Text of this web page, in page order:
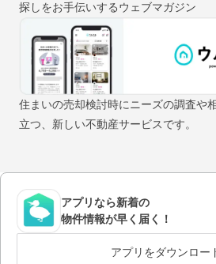
探しをお手伝いするウェブマガジン
住まいの売却検討時にニーズの調査や
立つ、新しい不動産サービスです。
アプリなら新着の
物件情報が早く届く！
アプリをダウンロー